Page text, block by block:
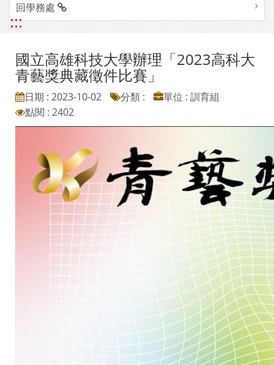
回學務處
:::
國立高雄科技大學辦理「2023高科大
青藝獎典藏徵件比賽」
日期 : 2023-10-02 分類 :
單位 : 訓育組
點閱 : 2402